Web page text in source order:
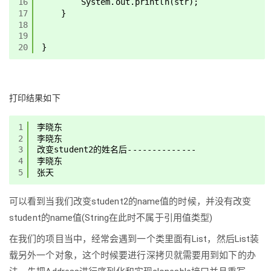
17
18
19
20
}
}
打印结果如下
1
2
3
4
5
李晓东
李晓东
改变student2的姓名后--------------
李晓东
张天
可以看到当我们改变student2的name值的时候，并没有改变
student的name值(String在此时不属于引用值类型)
在我们的项目当中，经常会遇到一个类里面有List，然后List装
载另外一个对象，这个时候要进行深拷贝就需要用到如下的办